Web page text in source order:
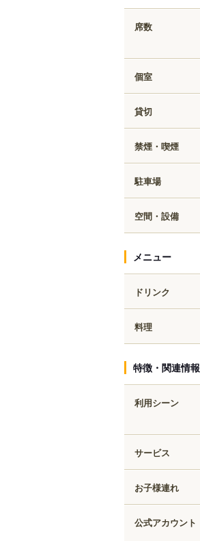
席数
個室
貸切
禁煙・喫煙
駐車場
空間・設備
メニュー
ドリンク
料理
特徴・関連情報
利用シーン
サービス
お子様連れ
公式アカウント